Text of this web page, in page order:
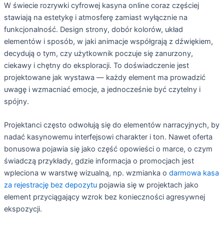
W świecie rozrywki cyfrowej kasyna online coraz częściej
stawiają na estetykę i atmosferę zamiast wyłącznie na
funkcjonalność. Design strony, dobór kolorów, układ
elementów i sposób, w jaki animacje współgrają z dźwiękiem,
decydują o tym, czy użytkownik poczuje się zanurzony,
ciekawy i chętny do eksploracji. To doświadczenie jest
projektowane jak wystawa — każdy element ma prowadzić
uwagę i wzmacniać emocje, a jednocześnie być czytelny i
spójny.
Projektanci często odwołują się do elementów narracyjnych, by
nadać kasynowemu interfejsowi charakter i ton. Nawet oferta
bonusowa pojawia się jako część opowieści o marce, o czym
świadczą przykłady, gdzie informacja o promocjach jest
wpleciona w warstwę wizualną, np. wzmianka o darmowa kasa
za rejestrację bez depozytupojawia się w projektach jako
element przyciągający wzrok bez konieczności agresywnej
ekspozycji.